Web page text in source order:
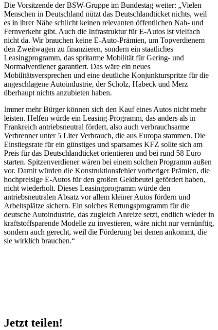
Die Vorsitzende der BSW-Gruppe im Bundestag weiter: „Vielen
Menschen in Deutschland nützt das Deutschlandticket nichts, weil
es in ihrer Nähe schlicht keinen relevanten öffentlichen Nah- und
Fernverkehr gibt. Auch die Infrastruktur für E-Autos ist vielfach
nicht da. Wir brauchen keine E-Auto-Prämien, um Topverdienern
den Zweitwagen zu finanzieren, sondern ein staatliches
Leasingprogramm, das spritarme Mobilität für Gering- und
Normalverdiener garantiert. Das wäre ein neues
Mobilitätsversprechen und eine deutliche Konjunkturspritze für die
angeschlagene Autoindustrie, der Scholz, Habeck und Merz
überhaupt nichts anzubieten haben.
Immer mehr Bürger können sich den Kauf eines Autos nicht mehr
leisten. Helfen würde ein Leasing-Programm, das anders als in
Frankreich antriebsneutral fördert, also auch verbrauchsarme
Verbrenner unter 5 Liter Verbrauch, die aus Europa stammen. Die
Einstiegsrate für ein günstiges und sparsames KFZ sollte sich am
Preis für das Deutschlandticket orientieren und bei rund 58 Euro
starten. Spitzenverdiener wären bei einem solchen Programm außen
vor. Damit würden die Konstruktionsfehler vorheriger Prämien, die
hochpreisige E-Autos für den großen Geldbeutel gefördert haben,
nicht wiederholt. Dieses Leasingprogramm würde den
antriebsneutralen Absatz vor allem kleiner Autos fördern und
Arbeitsplätze sichern. Ein solches Rettungsprogramm für die
deutsche Autoindustrie, das zugleich Anreize setzt, endlich wieder in
kraftstoffsparende Modelle zu investieren, wäre nicht nur vernünftig,
sondern auch gerecht, weil die Förderung bei denen ankommt, die
sie wirklich brauchen.“
Jetzt teilen!